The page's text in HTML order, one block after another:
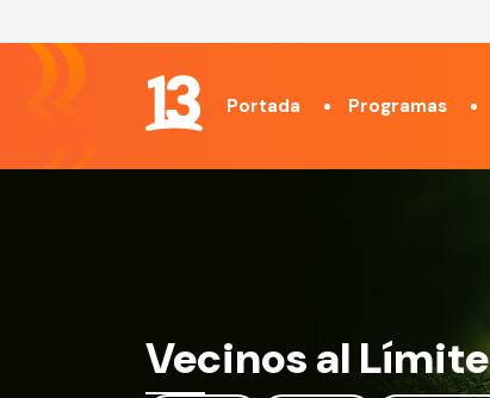
Portada Programas
Vecinos al Límite